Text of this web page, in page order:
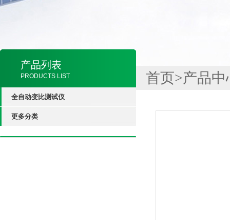
产品列表
PRODUCTS LIST
全自动变比测试仪
更多分类
首页>产品中